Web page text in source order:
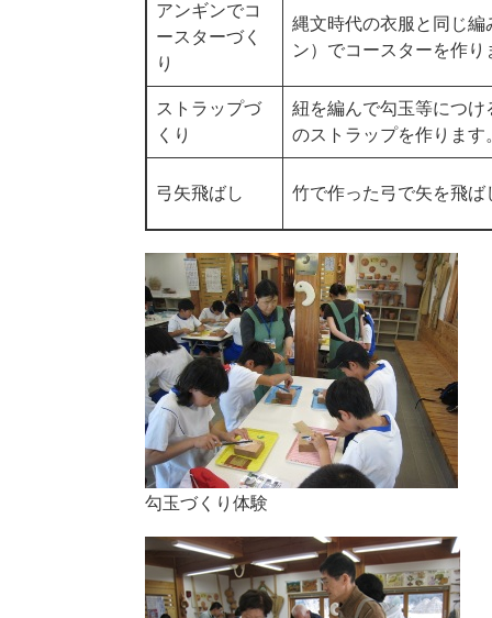
アンギンでコ
ースターづく
り
縄文時代の衣服と同じ編
ン）でコースターを作り
ストラップづ
くり
紐を編んで勾玉等につけ
のストラップを作ります
弓矢飛ばし 竹で作った弓で矢を飛ば
勾玉づくり体験